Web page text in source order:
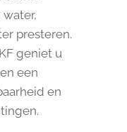
presteren.
geniet u
een
en